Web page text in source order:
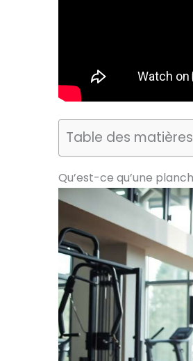
Table des matières
Qu’est-ce qu’une